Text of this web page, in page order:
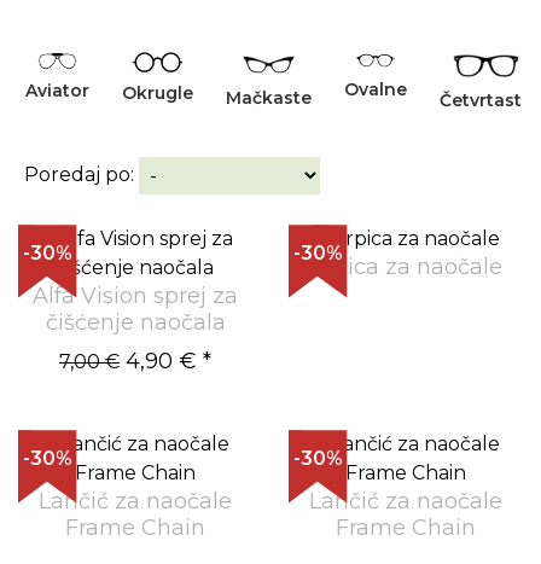
Aviator Okrugle Mačkaste Ovalne Četvrtaste
Poredaj po:
-30%
Alfa Vision sprej za
čišćenje naočala
7,00 € 4,90 € *
-30%
Krpica za naočale
-30%
Lančić za naočale
Frame Chain
-30%
Lančić za naočale
Frame Chain